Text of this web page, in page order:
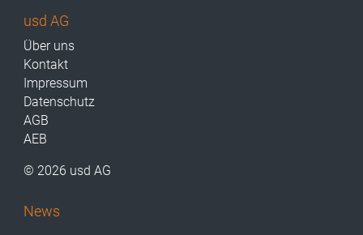
usd AG
Über uns
Kontakt
Impressum
Datenschutz
AGB
AEB
© 2026 usd AG
News